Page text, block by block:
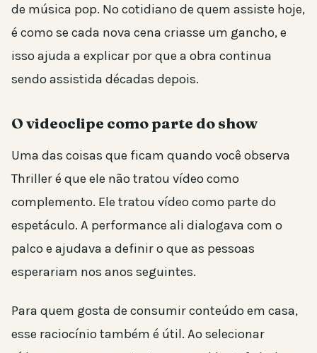
de música pop. No cotidiano de quem assiste hoje,
é como se cada nova cena criasse um gancho, e
isso ajuda a explicar por que a obra continua
sendo assistida décadas depois.
O videoclipe como parte do show
Uma das coisas que ficam quando você observa
Thriller é que ele não tratou vídeo como
complemento. Ele tratou vídeo como parte do
espetáculo. A performance ali dialogava com o
palco e ajudava a definir o que as pessoas
esperariam nos anos seguintes.
Para quem gosta de consumir conteúdo em casa,
esse raciocínio também é útil. Ao selecionar